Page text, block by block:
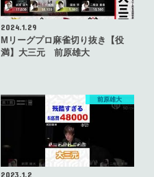
2024.1.29
Mリーグプロ麻雀切り抜き【役
満】大三元 前原雄大
前原雄大
2023.1.2